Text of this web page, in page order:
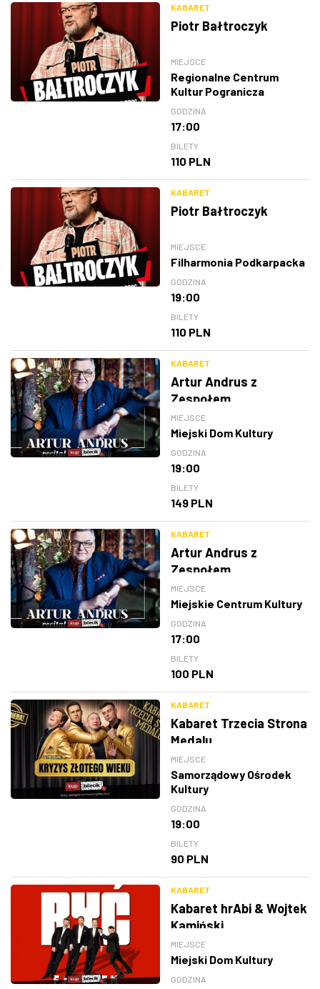
KABARET
Piotr Bałtroczyk
MIEJSCE
Regionalne Centrum
Kultur Pogranicza
GODZINA
17:00
BILETY
110 PLN
KABARET
Piotr Bałtroczyk
MIEJSCE
Filharmonia Podkarpacka
GODZINA
19:00
BILETY
110 PLN
KABARET
Artur Andrus z
Zespołem
MIEJSCE
Miejski Dom Kultury
GODZINA
19:00
BILETY
149 PLN
KABARET
Artur Andrus z
Zespołem
MIEJSCE
Miejskie Centrum Kultury
GODZINA
17:00
BILETY
100 PLN
KABARET
Kabaret Trzecia Strona
Medalu
MIEJSCE
Samorządowy Ośrodek
Kultury
GODZINA
19:00
BILETY
90 PLN
KABARET
Kabaret hrAbi & Wojtek
Kamiński
MIEJSCE
Miejski Dom Kultury
GODZINA